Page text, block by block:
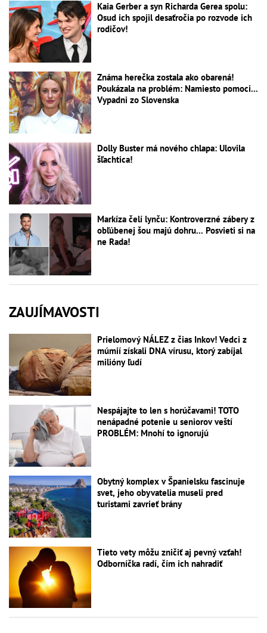
Kaia Gerber a syn Richarda Gerea spolu:
Osud ich spojil desaťročia po rozvode ich
rodičov!
Známa herečka zostala ako obarená!
Poukázala na problém: Namiesto pomoci...
Vypadni zo Slovenska
Dolly Buster má nového chlapa: Ulovila
šľachtica!
Markíza čelí lynču: Kontroverzné zábery z
obľúbenej šou majú dohru... Posvieti si na
ne Rada!
ZAUJÍMAVOSTI
Prielomový NÁLEZ z čias Inkov! Vedci z
múmií získali DNA vírusu, ktorý zabíjal
milióny ľudí
Nespájajte to len s horúčavami! TOTO
nenápadné potenie u seniorov veští
PROBLÉM: Mnohí to ignorujú
Obytný komplex v Španielsku fascinuje
svet, jeho obyvatelia museli pred
turistami zavrieť brány
Tieto vety môžu zničiť aj pevný vzťah!
Odborníčka radí, čím ich nahradiť